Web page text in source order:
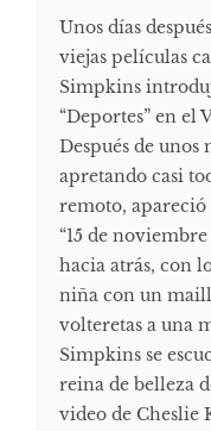
Unos días
viejas películas
Simpkins
“Deportes” en el
Después de unos
apretando casi
remoto,
“15 de
hacia atrás, con
niña con un
volteretas a una
Simpkins se
reina de belleza
video de Cheslie